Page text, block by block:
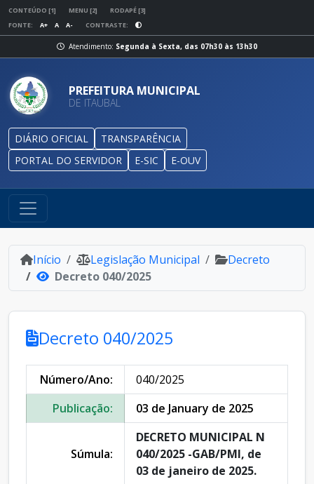
CONTEÚDO [1] MENU [2]
RODAPÉ [3]
FONTE:
A+ A A- CONTRASTE:
Atendimento: Segunda à Sexta, das 07h30 às 13h30
PREFEITURA MUNICIPAL
DE ITAUBAL
DIÁRIO OFICIAL
TRANSPARÊNCIA
PORTAL DO SERVIDOR
E-SIC E-OUV
Início Legislação Municipal
Decreto
Decreto 040/2025
Decreto 040/2025
Número/Ano:
040/2025
Publicação:
03 de January de 2025
Súmula:
DECRETO MUNICIPAL N
040/2025 -GAB/PMI, de
03 de janeiro de 2025.